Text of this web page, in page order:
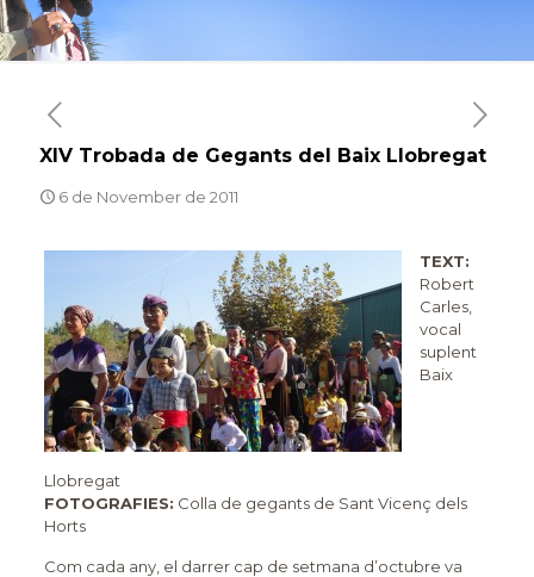
XIV Trobada de Gegants del Baix Llobregat
6 de November de 2011
TEXT:
Robert
Carles,
vocal
suplent
Baix
Llobregat
FOTOGRAFIES: Colla de gegants de Sant Vicenç dels
Horts
Com cada any, el darrer cap de setmana d’octubre va